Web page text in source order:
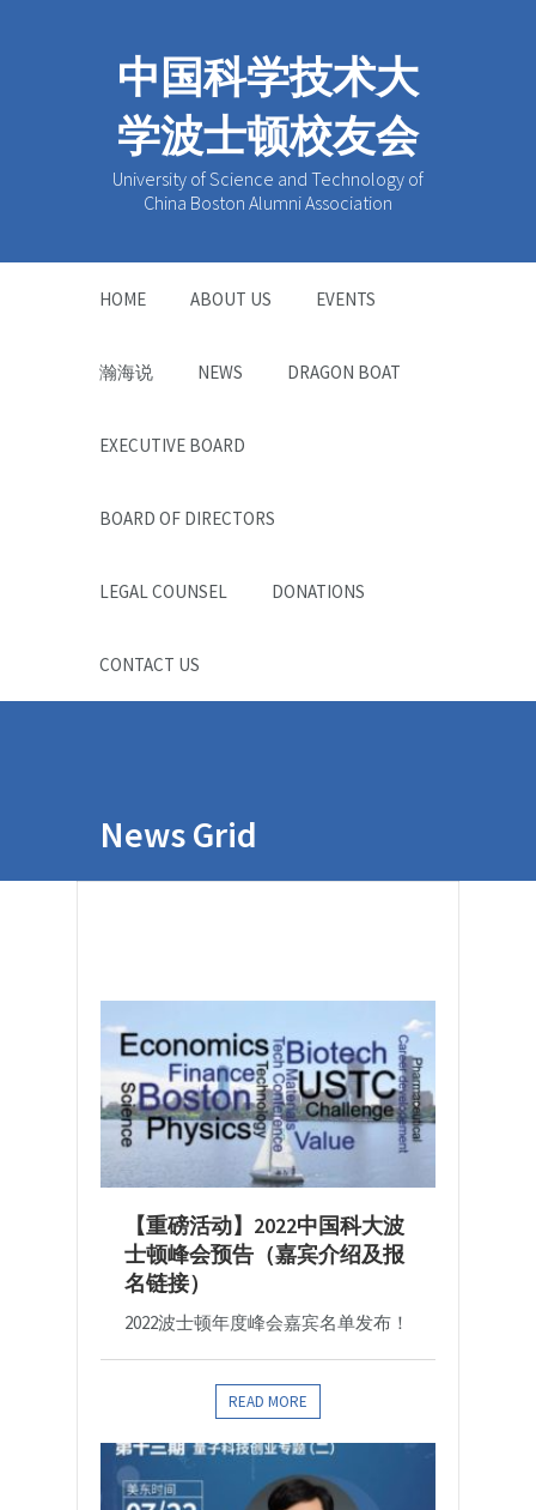
中国科学技术大
学波士顿校友会
University of Science and Technology of
China Boston Alumni Association
HOME ABOUT US EVENTS
瀚海说 NEWS DRAGON BOAT
EXECUTIVE BOARD
BOARD OF DIRECTORS
LEGAL COUNSEL DONATIONS
CONTACT US
News Grid
【重磅活动】2022中国科大波
士顿峰会预告（嘉宾介绍及报
名链接）
2022波士顿年度峰会嘉宾名单发布！
READ MORE